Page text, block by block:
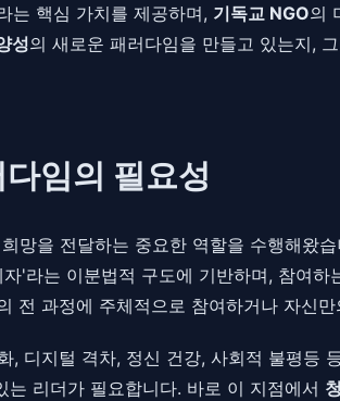
는 핵심 가치를 제공하며, 기독교 NGO의
성의 새로운 패러다임을 만들고 있는지,
임의 필요성
망을 전달하는 중요한 역할을 수행해왔
'라는 이분법적 구도에 기반하며, 참여
전 과정에 주체적으로 참여하거나 자신
디지털 격차, 정신 건강, 사회적 불평등
리더가 필요합니다. 바로 이 지점에서